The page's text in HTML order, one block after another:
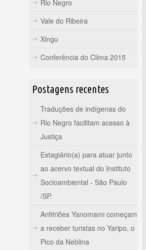
Rio Negro
Vale do Ribeira
Xingu
Conferência do Clima 2015
Postagens recentes
Traduções de indígenas do
Rio Negro facilitam acesso à
Justiça
Estagiário(a) para atuar junto
ao acervo textual do Instituto
Socioambiental - São Paulo
/SP.
Anfitriões Yanomami começam
a receber turistas no Yaripo, o
Pico da Neblina